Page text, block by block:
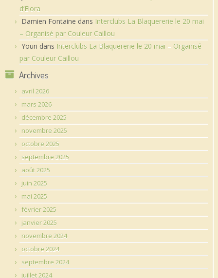
d’Elora
Damien Fontaine dans Interclubs La Blaquererie le 20 mai
– Organisé par Couleur Caillou
Youri dans Interclubs La Blaquererie le 20 mai – Organisé
par Couleur Caillou
Archives
avril 2026
mars 2026
décembre 2025
novembre 2025
octobre 2025
septembre 2025
août 2025
juin 2025
mai 2025
février 2025
janvier 2025
novembre 2024
octobre 2024
septembre 2024
juillet 2024